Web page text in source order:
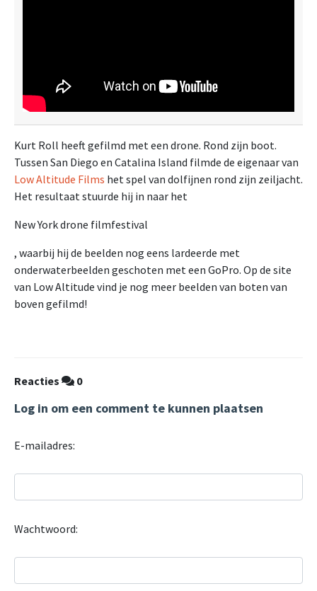
Kurt Roll heeft gefilmd met een drone. Rond zijn boot.
Tussen San Diego en Catalina Island filmde de eigenaar van
Low Altitude Films het spel van dolfijnen rond zijn zeiljacht.
Het resultaat stuurde hij in naar het
New York drone filmfestival
, waarbij hij de beelden nog eens lardeerde met
onderwaterbeelden geschoten met een GoPro. Op de site
van Low Altitude vind je nog meer beelden van boten van
boven gefilmd!
Reacties 0
Log in om een comment te kunnen plaatsen
E-mailadres:
Wachtwoord: